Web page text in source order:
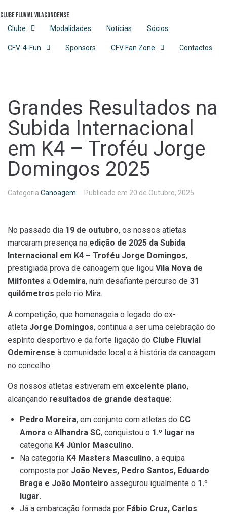
to
content
Clube Fluvial Vilacondense
Clube Modalidades Notícias Sócios
CFV-4-Fun Sponsors CFV Fan Zone Contactos
Grandes Resultados na
Subida Internacional
em K4 – Troféu Jorge
Domingos 2025
Categoria Canoagem Publicado em 20 de Outubro, 2025
No passado dia 19 de outubro, os nossos atletas
marcaram presença na edição de 2025 da Subida
Internacional em K4 – Troféu Jorge Domingos,
prestigiada prova de canoagem que ligou Vila Nova de
Milfontes a Odemira, num desafiante percurso de 31
quilómetros pelo rio Mira.
A competição, que homenageia o legado do ex-
atleta Jorge Domingos, continua a ser uma celebração do
espírito desportivo e da forte ligação do Clube Fluvial
Odemirense à comunidade local e à história da canoagem
no concelho.
Os nossos atletas estiveram em excelente plano,
alcançando resultados de grande destaque:
Pedro Moreira, em conjunto com atletas do CC
Amora e Alhandra SC, conquistou o 1.º lugar na
categoria K4 Júnior Masculino.
Na categoria K4 Masters Masculino, a equipa
composta por João Neves, Pedro Santos, Eduardo
Braga e João Monteiro assegurou igualmente o 1.º
lugar.
Já a embarcação formada por Fábio Cruz, Carlos